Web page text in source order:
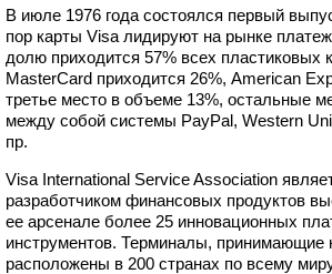
В июле 1976 года состоялся первый
пор карты Visa лидируют на рынке
долю приходится 57% всех пластиковых
MasterCard приходится 26%, American
третье место в объеме 13%, остальные
между собой системы PayPal, Western
пр.
Visa International Service Association
разработчиком финансовых продуктов
ее арсенале более 25 инновационных
инструментов. Терминалы, принимающие
расположены в 200 странах по всему